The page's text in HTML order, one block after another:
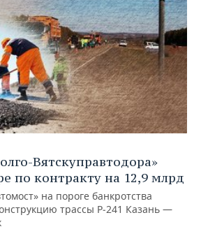
Вятскуправтодора»
по контракту на 12,9 млрд
на пороге банкротства
трассы Р‑241 Казань —